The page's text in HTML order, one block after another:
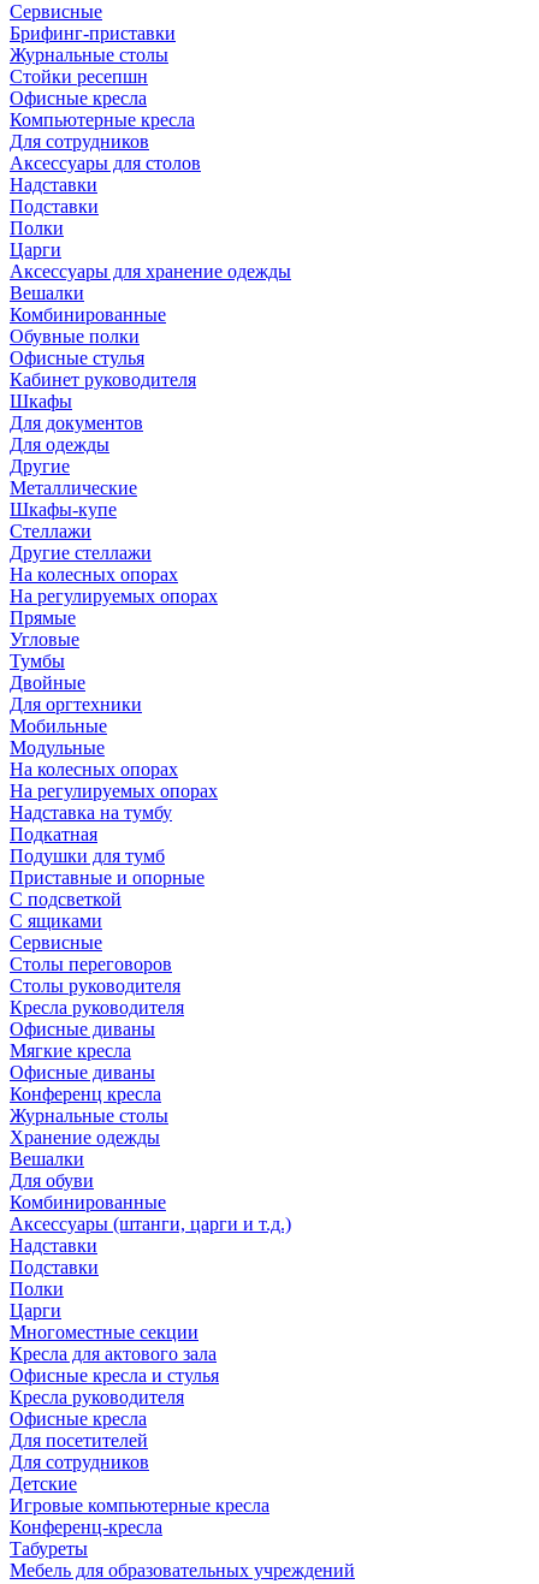
Сервисные
Брифинг-приставки
Журнальные столы
Стойки ресепшн
Офисные кресла
Компьютерные кресла
Для сотрудников
Аксессуары для столов
Надставки
Подставки
Полки
Царги
Аксессуары для хранение одежды
Вешалки
Комбинированные
Обувные полки
Офисные стулья
Кабинет руководителя
Шкафы
Для документов
Для одежды
Другие
Металлические
Шкафы-купе
Стеллажи
Другие стеллажи
На колесных опорах
На регулируемых опорах
Прямые
Угловые
Тумбы
Двойные
Для оргтехники
Мобильные
Модульные
На колесных опорах
На регулируемых опорах
Надставка на тумбу
Подкатная
Подушки для тумб
Приставные и опорные
С подсветкой
С ящиками
Сервисные
Столы переговоров
Столы руководителя
Кресла руководителя
Офисные диваны
Мягкие кресла
Офисные диваны
Конференц кресла
Журнальные столы
Хранение одежды
Вешалки
Для обуви
Комбинированные
Аксессуары (штанги, царги и т.д.)
Надставки
Подставки
Полки
Царги
Многоместные секции
Кресла для актового зала
Офисные кресла и стулья
Кресла руководителя
Офисные кресла
Для посетителей
Для сотрудников
Детские
Игровые компьютерные кресла
Конференц-кресла
Табуреты
Мебель для образовательных учреждений